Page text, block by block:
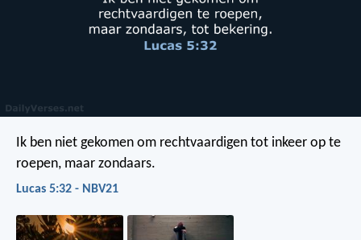
Ik ben niet gekomen om rechtvaardigen tot inkeer op te
roepen, maar zondaars.
Lucas 5:32 - NBV21